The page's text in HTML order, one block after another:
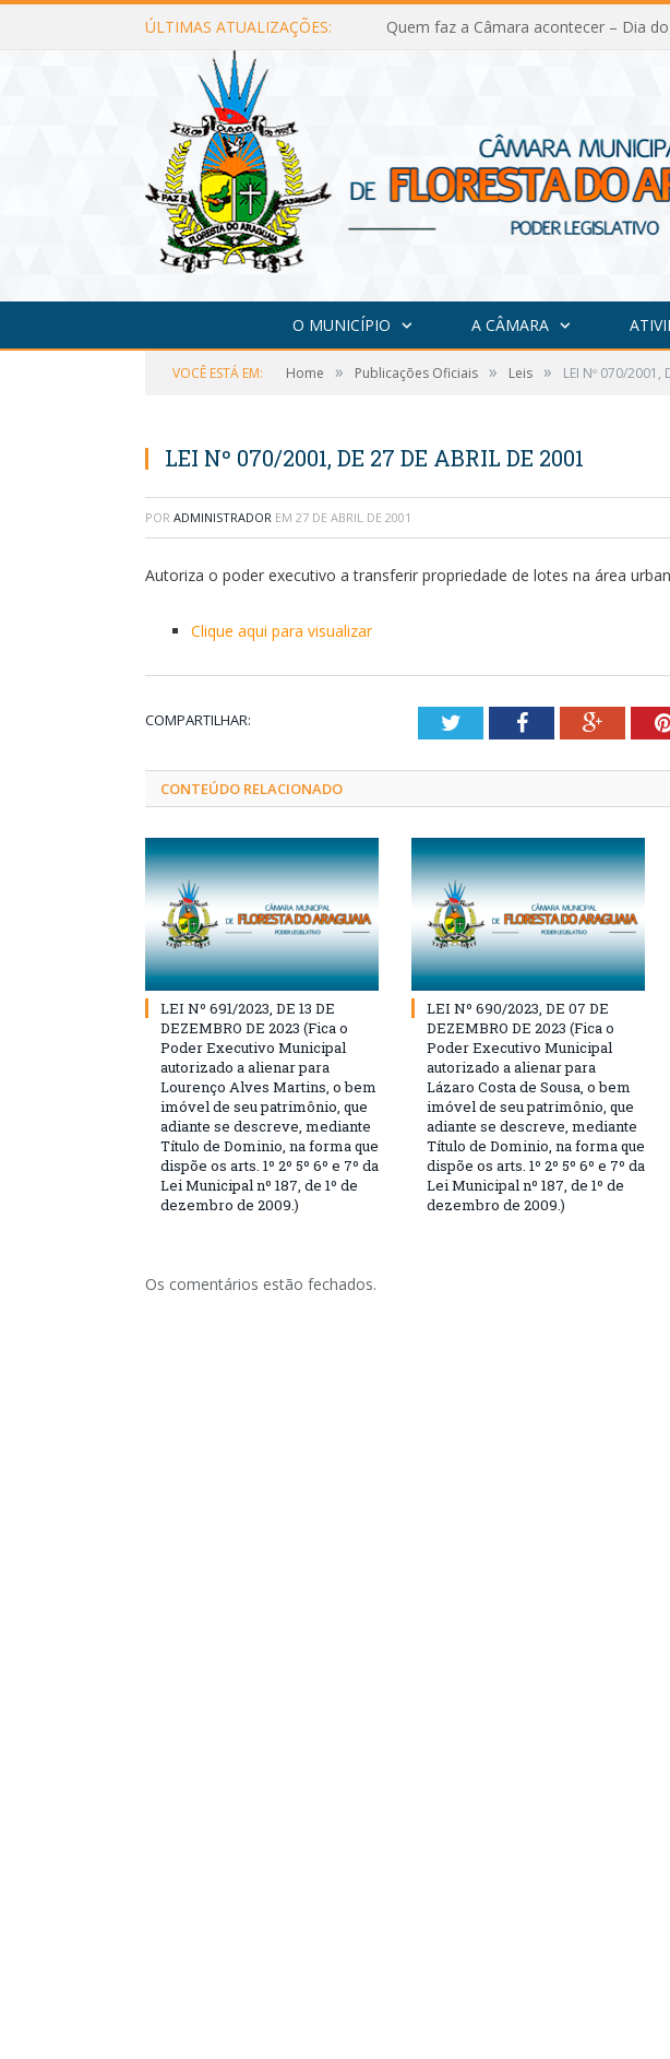
ÚLTIMAS ATUALIZAÇÕES: Quem faz a Câmara acontecer – Dia
O MUNICÍPIO A CÂMARA
VOCÊ ESTÁ EM: Home » Publicações Oficiais » Leis » LEI Nº 070/2001,
LEI Nº 070/2001, DE 27 DE ABRIL DE 2001
POR ADMINISTRADOR EM 27 DE ABRIL DE 2001
Autoriza o poder executivo a transferir propriedade de lotes na área
Clique aqui para visualizar
COMPARTILHAR: TwitterFacebook
CONTEÚDO RELACIONADO
LEI Nº 691/2023, DE 13 DE
DEZEMBRO DE 2023 (Fica o
Poder Executivo Municipal
autorizado a alienar para
Lourenço Alves Martins, o bem
imóvel de seu patrimônio, que
adiante se descreve, mediante
Título de Dominio, na forma que
dispõe os arts. 1º 2º 5º 6º e 7º da
Lei Municipal nº 187, de 1º de
dezembro de 2009.)
LEI Nº 690/2023, DE 07 DE
DEZEMBRO DE 2023 (Fica o
Poder Executivo Municipal
autorizado a alienar para
Lázaro Costa de Sousa, o bem
imóvel de seu patrimônio, que
adiante se descreve, mediante
Título de Dominio, na forma que
dispõe os arts. 1º 2º 5º 6º e 7º da
Lei Municipal nº 187, de 1º de
dezembro de 2009.)
Os comentários estão fechados.